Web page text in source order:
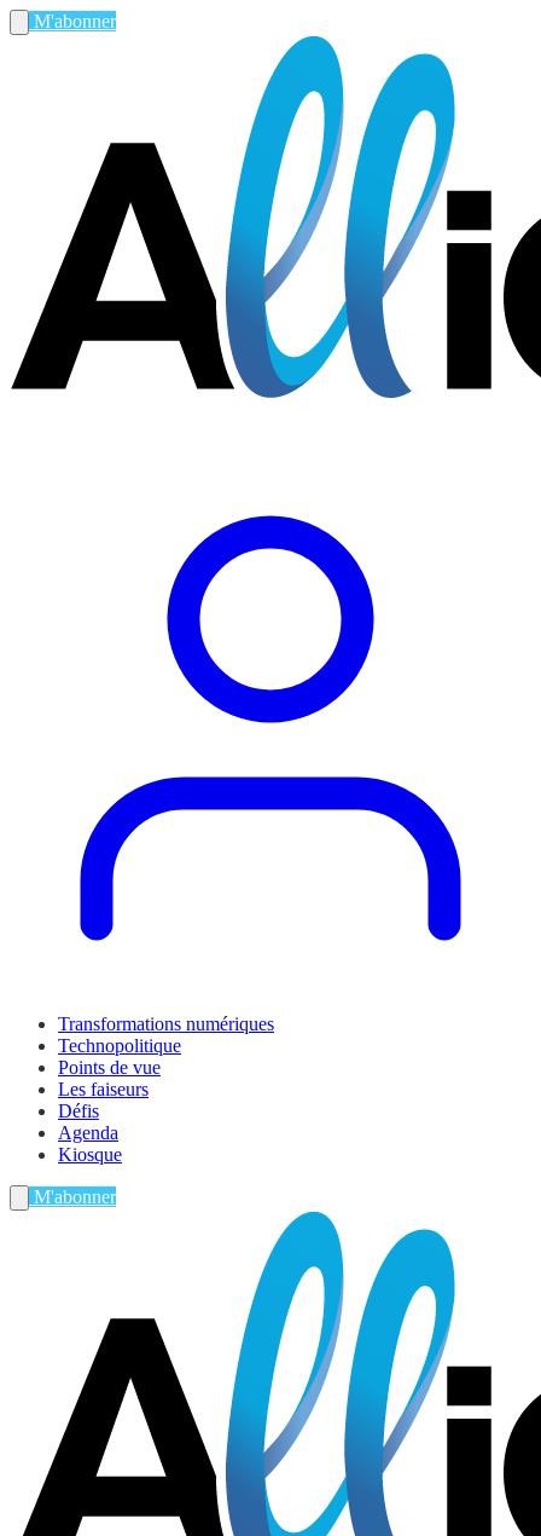
M'abonner
Transformations numériques
Technopolitique
Points de vue
Les faiseurs
Défis
Agenda
Kiosque
M'abonner